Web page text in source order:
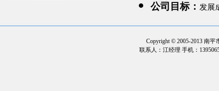
公司目标： 发展
Copyright © 2005-2013 南平
联系人：江经理 手机：